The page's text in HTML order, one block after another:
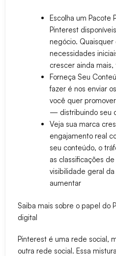
Escolha um Pacote
Pinterest
negócio. Quaisquer
necessidades
crescer ainda
Forneça Seu
fazer é nos enviar
você quer
— distribuindo seu
Veja sua marca
engajamento real
seu conteúdo, o
as classificações
visibilidade geral
aumentar
Saiba mais sobre o papel do
digital
Pinterest é uma rede social,
outra rede social. Essa